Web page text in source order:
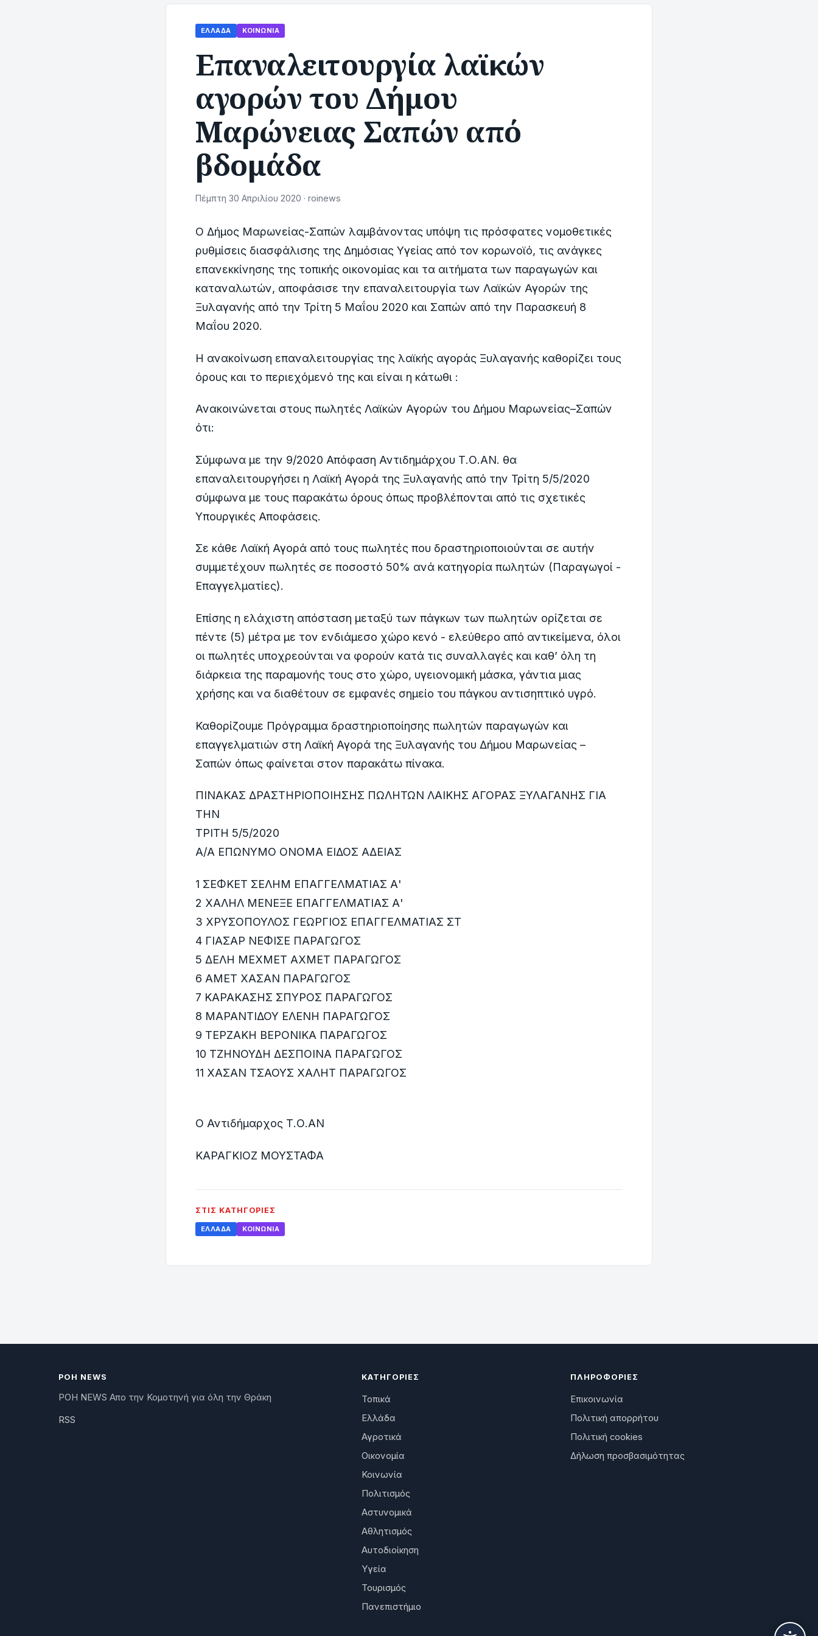
ΕΛΛΆΔΑ ΚΟΙΝΩΝΊΑ
Επαναλειτουργία λαϊκών
αγορών του Δήμου
Μαρώνειας Σαπών από
βδομάδα
Πέμπτη 30 Απριλίου 2020 · roinews
Ο Δήμος Μαρωνείας-Σαπών λαμβάνοντας υπόψη τις πρόσφατες νομοθετικές
ρυθμίσεις διασφάλισης της Δημόσιας Υγείας από τον κορωνοϊό, τις ανάγκες
επανεκκίνησης της τοπικής οικονομίας και τα αιτήματα των παραγωγών και
καταναλωτών, αποφάσισε την επαναλειτουργία των Λαϊκών Αγορών της
Ξυλαγανής από την Τρίτη 5 Μαΐου 2020 και Σαπών από την Παρασκευή 8
Μαΐου 2020.
Η ανακοίνωση επαναλειτουργίας της λαϊκής αγοράς Ξυλαγανής καθορίζει τους
όρους και το περιεχόμενό της και είναι η κάτωθι :
Ανακοινώνεται στους πωλητές Λαϊκών Αγορών του Δήμου Μαρωνείας–Σαπών
ότι:
Σύμφωνα με την 9/2020 Απόφαση Αντιδημάρχου Τ.Ο.ΑΝ. θα
επαναλειτουργήσει η Λαϊκή Αγορά της Ξυλαγανής από την Τρίτη 5/5/2020
σύμφωνα με τους παρακάτω όρους όπως προβλέπονται από τις σχετικές
Υπουργικές Αποφάσεις.
Σε κάθε Λαϊκή Αγορά από τους πωλητές που δραστηριοποιούνται σε αυτήν
συμμετέχουν πωλητές σε ποσοστό 50% ανά κατηγορία πωλητών (Παραγωγοί -
Επαγγελματίες).
Επίσης η ελάχιστη απόσταση μεταξύ των πάγκων των πωλητών ορίζεται σε
πέντε (5) μέτρα με τον ενδιάμεσο χώρο κενό - ελεύθερο από αντικείμενα, όλοι
οι πωλητές υποχρεούνται να φορούν κατά τις συναλλαγές και καθ’ όλη τη
διάρκεια της παραμονής τους στο χώρο, υγειονομική μάσκα, γάντια μιας
χρήσης και να διαθέτουν σε εμφανές σημείο του πάγκου αντισηπτικό υγρό.
Καθορίζουμε Πρόγραμμα δραστηριοποίησης πωλητών παραγωγών και
επαγγελματιών στη Λαϊκή Αγορά της Ξυλαγανής του Δήμου Μαρωνείας –
Σαπών όπως φαίνεται στον παρακάτω πίνακα.
ΠΙΝΑΚΑΣ ΔΡΑΣΤΗΡΙΟΠΟΙΗΣΗΣ ΠΩΛΗΤΩΝ ΛΑΙΚΗΣ ΑΓΟΡΑΣ ΞΥΛΑΓΑΝΗΣ ΓΙΑ
ΤΗΝ
ΤΡΙΤΗ 5/5/2020
Α/Α ΕΠΩΝΥΜΟ ΟΝΟΜΑ ΕΙΔΟΣ ΑΔΕΙΑΣ
1 ΣΕΦΚΕΤ ΣΕΛΗΜ ΕΠΑΓΓΕΛΜΑΤΙΑΣ Α'
2 ΧΑΛΗΛ ΜΕΝΕΞΕ ΕΠΑΓΓΕΛΜΑΤΙΑΣ Α'
3 ΧΡΥΣΟΠΟΥΛΟΣ ΓΕΩΡΓΙΟΣ ΕΠΑΓΓΕΛΜΑΤΙΑΣ ΣΤ
4 ΓΙΑΣΑΡ ΝΕΦΙΣΕ ΠΑΡΑΓΩΓΟΣ
5 ΔΕΛΗ ΜΕΧΜΕΤ ΑΧΜΕΤ ΠΑΡΑΓΩΓΟΣ
6 ΑΜΕΤ ΧΑΣΑΝ ΠΑΡΑΓΩΓΟΣ
7 ΚΑΡΑΚΑΣΗΣ ΣΠΥΡΟΣ ΠΑΡΑΓΩΓΟΣ
8 ΜΑΡΑΝΤΙΔΟΥ ΕΛΕΝΗ ΠΑΡΑΓΩΓΟΣ
9 ΤΕΡΖΑΚΗ ΒΕΡΟΝΙΚΑ ΠΑΡΑΓΩΓΟΣ
10 ΤΖΗΝΟΥΔΗ ΔΕΣΠΟΙΝΑ ΠΑΡΑΓΩΓΟΣ
11 ΧΑΣΑΝ ΤΣΑΟΥΣ ΧΑΛΗΤ ΠΑΡΑΓΩΓΟΣ
Ο Αντιδήμαρχος Τ.Ο.ΑΝ
ΚΑΡΑΓΚΙΟΖ ΜΟΥΣΤΑΦΑ
ΣΤΙΣ ΚΑΤΗΓΟΡΊΕΣ
ΕΛΛΆΔΑ ΚΟΙΝΩΝΊΑ
ΡΟΗ NEWS
ΡΟΗ NEWS Απο την Κομοτηνή για όλη την Θράκη
RSS
ΚΑΤΗΓΟΡΊΕΣ
Τοπικά
Ελλάδα
Αγροτικά
Οικονομία
Κοινωνία
Πολιτισμός
Αστυνομικά
Αθλητισμός
Αυτοδιοίκηση
Υγεία
Τουρισμός
Πανεπιστήμιο
ΠΛΗΡΟΦΟΡΊΕΣ
Επικοινωνία
Πολιτική απορρήτου
Πολιτική cookies
Δήλωση προσβασιμότητας